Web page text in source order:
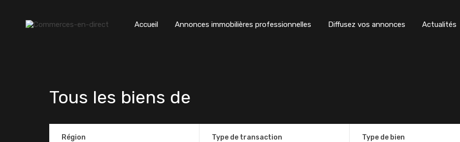
Accueil Annonces immobilières professionnelles Diffusez vos annonces Actualités
Tous les biens de
Région Type de transaction Type de bien